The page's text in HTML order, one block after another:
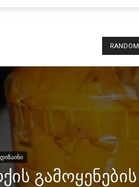
RANDOM
გამოყენების